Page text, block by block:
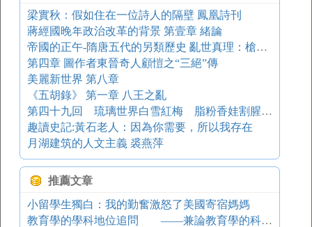
梁實秋：假如住在一位詩人的隔壁 鳳凰詩刊
蔣經國晚年政治改革的背景 第壹章 緒論
帝國的正午-隋唐五代的另類歷史 亂世真理：槍桿子里面出政權
第四章 圖作者東晉奇人顧愷之“三絕”傳
美麗新世界 第八章
《五胡錄》 第一章 八王之亂
第四十九回 琉璃世界白雪紅梅 脂粉香娃割腥啖膻
趣讀史記:黃石老人：因為你需要，所以我存在
月湖建筑的人文主義 裘燕萍
推薦文章
小留學生獨白：我的勤奮激怒了美國寄宿媽媽
教育學的學科地位追問 ——兼論教育學的科學性